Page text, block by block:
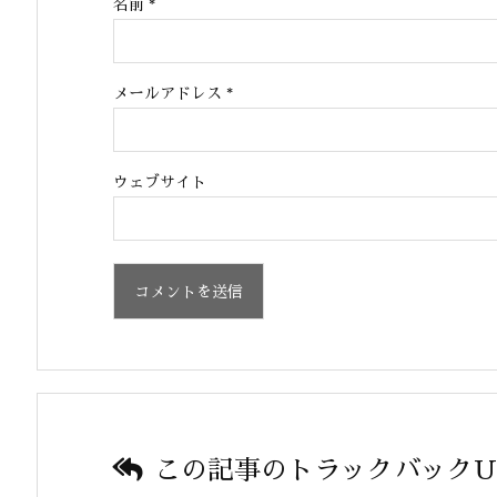
名前 *
メールアドレス *
ウェブサイト
この記事のトラックバック